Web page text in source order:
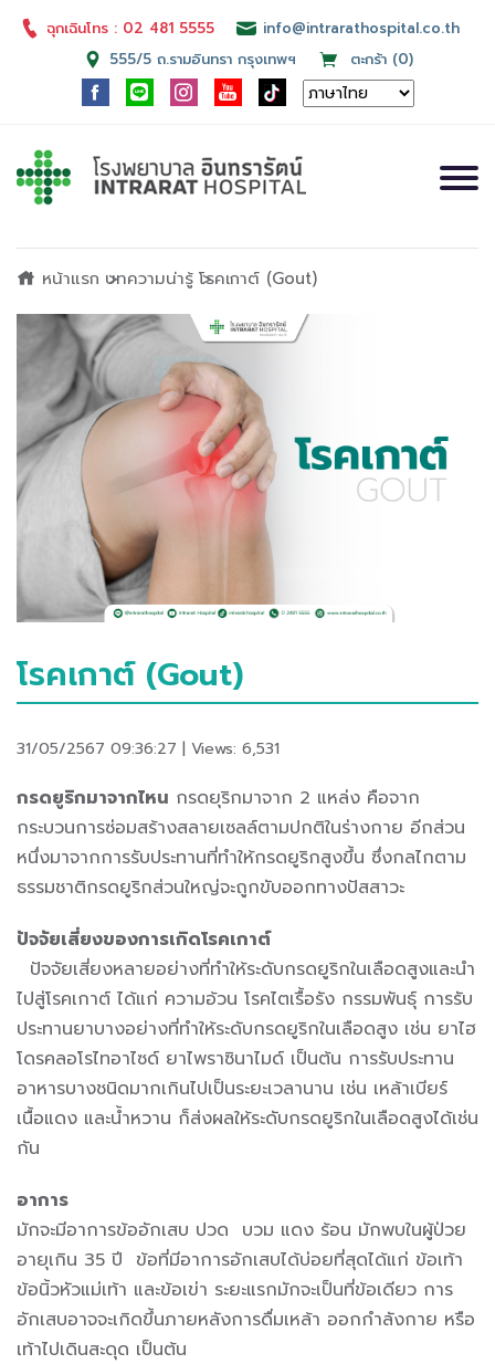
ฉุกเฉินโทร : 02 481 5555
info@intrarathospital.co.th
555/5 ถ.รามอินทรา กรุงเทพฯ
ตะกร้า (0)
หน้าแรก บทความน่ารู้ โรคเกาต์ (Gout)
โรคเกาต์ (Gout)
31/05/2567 09:36:27 | Views: 6,531
กรดยูริกมาจากไหน กรดยุริกมาจาก 2 แหล่ง คือจาก
กระบวนการซ่อมสร้างสลายเซลล์ตามปกติในร่างกาย อีกส่วน
หนึ่งมาจากการรับประทานที่ทำให้กรดยูริกสูงขึ้น ซึ่งกลไกตาม
ธรรมชาติกรดยูริกส่วนใหญ่จะถูกขับออกทางปัสสาวะ
ปัจจัยเสี่ยงของการเกิดโรคเกาต์
ปัจจัยเสี่ยงหลายอย่างที่ทำให้ระดับกรดยูริกในเลือดสูงและนำ
ไปสู่โรคเกาต์ ได้แก่ ความอ้วน โรคไตเรื้อรัง กรรมพันธุ์ การรับ
ประทานยาบางอย่างที่ทำให้ระดับกรดยูริกในเลือดสูง เช่น ยาไฮ
โดรคลอโรไทอาไซด์ ยาไพราซินาไมด์ เป็นต้น การรับประทาน
อาหารบางชนิดมากเกินไปเป็นระยะเวลานาน เช่น เหล้าเบียร์
เนื้อแดง และน้ำหวาน ก็ส่งผลให้ระดับกรดยูริกในเลือดสูงได้เช่น
กัน
อาการ
มักจะมีอาการข้ออักเสบ ปวด บวม แดง ร้อน มักพบในผู้ป่วย
อายุเกิน 35 ปี ข้อที่มีอาการอักเสบได้บ่อยที่สุดได้แก่ ข้อเท้า
ข้อนิ้วหัวแม่เท้า และข้อเข่า ระยะแรกมักจะเป็นที่ข้อเดียว การ
อักเสบอาจจะเกิดขึ้นภายหลังการดื่มเหล้า ออกกำลังกาย หรือ
เท้าไปเดินสะดุด เป็นต้น